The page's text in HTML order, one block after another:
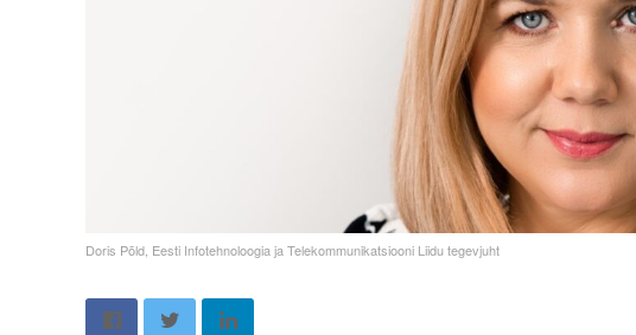
Doris Põld, Eesti Infotehnoloogia ja Telekommunikatsiooni Liidu tegevjuht